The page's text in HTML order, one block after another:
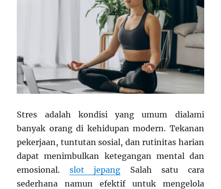
Stres adalah kondisi yang umum dialami
banyak orang di kehidupan modern. Tekanan
pekerjaan, tuntutan sosial, dan rutinitas harian
dapat menimbulkan ketegangan mental dan
emosional. slot jepang Salah satu cara
sederhana namun efektif untuk mengelola